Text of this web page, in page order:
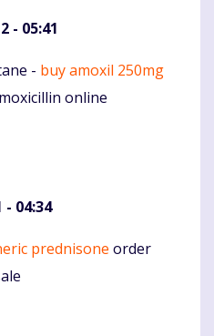
- 05:41
- buy amoxil 250mg
online
- 04:34
prednisone order